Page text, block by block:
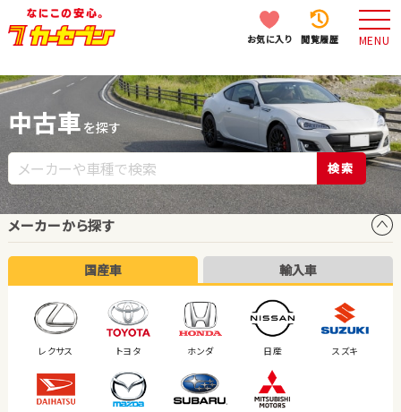
お気に入り 閲覧履歴 MENU
中古車 を探す
検索
メーカーから探す
国産車 輸入車
レクサス トヨタ ホンダ 日産 スズキ